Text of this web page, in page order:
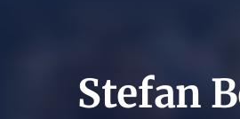
Stefan